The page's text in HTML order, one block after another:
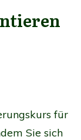
für
Sie sich